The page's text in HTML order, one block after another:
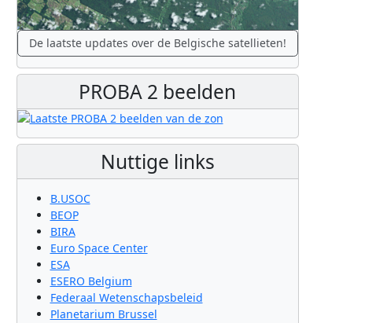
De laatste updates over de Belgische satellieten!
PROBA 2 beelden
Nuttige links
B.USOC
BEOP
BIRA
Euro Space Center
ESA
ESERO Belgium
Federaal Wetenschapsbeleid
Planetarium Brussel